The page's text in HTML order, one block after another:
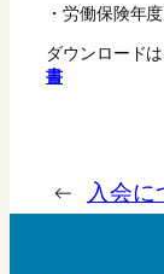
・労働保険年
ダウンロード
書
← 入会に